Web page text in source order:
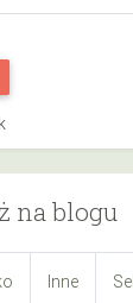
na blogu
Inne